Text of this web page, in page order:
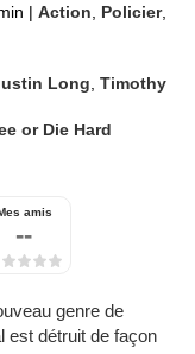
| Action Policier,
Long ,Timothy
or Die Hard
amis
--
genre de
est détruit de façon